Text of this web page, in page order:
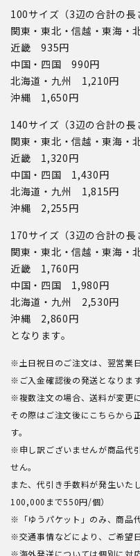
100サイズ（3辺の合計の長
関東・東北・信越・東海・
近畿 935円
中国・四国 990円
北海道・九州 1,210円
沖縄 1,650円
140サイズ（3辺の合計の長
関東・東北・信越・東海・
近畿 1,320円
中国・四国 1,430円
北海道・九州 1,815円
沖縄 2,255円
170サイズ（3辺の合計の長
関東・東北・信越・東海・
近畿 1,760円
中国・四国 1,980円
北海道・九州 2,530円
沖縄 2,860円
となります。
※土日祝日のご注文は、翌営業
※ご入金確認後の発送となります
※複数注文の場合、送料が変更
その際はご注文後にこちらから
す。
※申し訳ございませんが商品代
せん。
また、代引き手数料が発生い
100,000まで550円/個）
※「ゆうパケット」のみ、商品
※交通事情などにより、ご希望
※海外発送については個別に対